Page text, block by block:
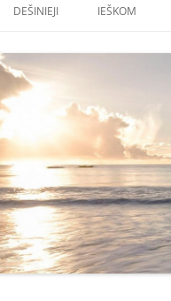
DEŠINIEJI IEŠKOM